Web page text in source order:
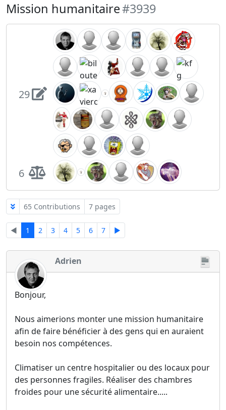
Mission humanitaire#3939
29
6
65 Contributions 7 pages
◄ 1 2 3 4 5 6 7 ►
Adrien
Bonjour,
Nous aimerions monter une mission humanitaire
afin de faire bénéficier à des gens qui en auraient
besoin nos compétences.
Climatiser un centre hospitalier ou des locaux pour
des personnes fragiles. Réaliser des chambres
froides pour une sécurité alimentaire.....